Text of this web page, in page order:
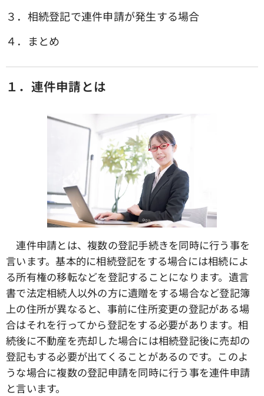
３．相続登記で連件申請が発生する場合
４．まとめ
１．連件申請とは
連件申請とは、複数の登記手続きを同時に行う事を
言います。基本的に相続登記をする場合には相続によ
る所有権の移転などを登記することになります。遺言
書で法定相続人以外の方に遺贈をする場合など登記簿
上の住所が異なると、事前に住所変更の登記がある場
合はそれを行ってから登記をする必要があります。相
続後に不動産を売却した場合には相続登記後に売却の
登記もする必要が出てくることがあるのです。このよ
うな場合に複数の登記申請を同時に行う事を連件申請
と言います。